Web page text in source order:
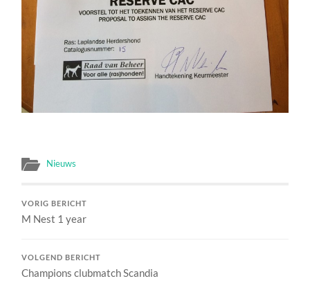
Nieuws
VORIG BERICHT
M Nest 1 year
VOLGEND BERICHT
Champions clubmatch Scandia